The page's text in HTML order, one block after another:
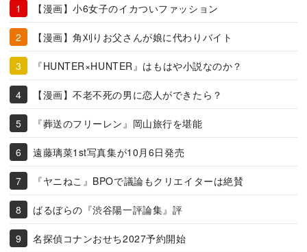
【漫画】小6女子のイカついファッション
【漫画】角刈りお父さんが娘に代わりバイト
『HUNTER×HUNTER』はもはや小説なのか？
【漫画】不老不死の男に恋人ができたら？
『葬送のフリーレン』岡山旅行を堪能
遠藤璃菜1st写真集が10月6日発売
『ヤニねこ』BPOで議論もクリエイターは絶賛
ばるぼらの『渋谷陽一評論集』評
名探偵コナンおせち2027予約開始